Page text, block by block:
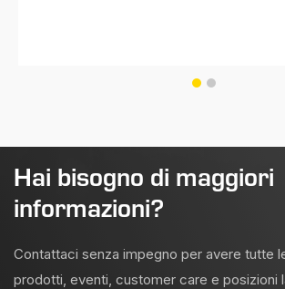
Hai bisogno di maggiori
informazioni?
Contattaci senza impegno per avere tutte
prodotti, eventi, customer care e posizioni